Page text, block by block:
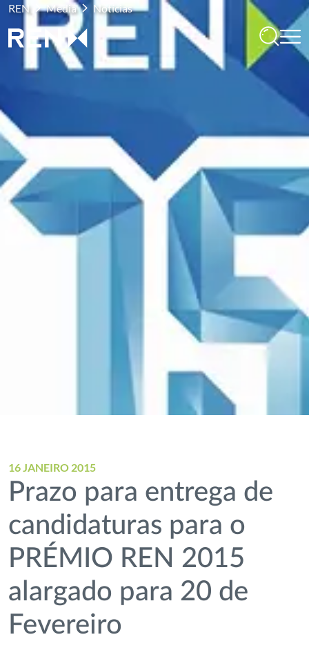
REN Media Notícias
16 JANEIRO 2015
Prazo para entrega de
candidaturas para o
PRÉMIO REN 2015
alargado para 20 de
Fevereiro